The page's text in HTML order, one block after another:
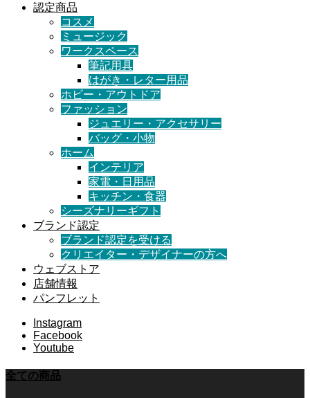
認定商品
コスメ
ミュージック
ワークスペース
筆記用具
はがき・レター用品
ホビー・アウトドア
ファッション
ジュエリー・アクセサリー
バッグ・小物
ホーム
インテリア
家電・日用品
キッチン・食器
シーズナリーギフト
ブランド認定
ブランド認定を受ける
クリエイター・デザイナーの方へ
ウェブストア
店舗情報
パンフレット
Instagram
Facebook
Youtube
全ての商品